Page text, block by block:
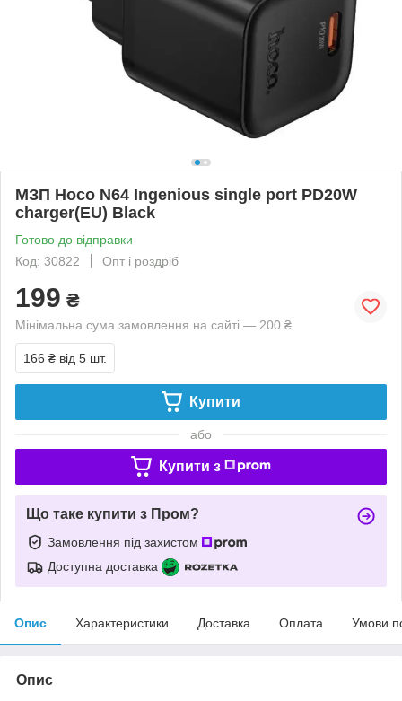
МЗП Hoco N64 Ingenious single port PD20W
charger(EU) Black
Готово до відправки
Код: 30822
Опт і роздріб
199 ₴
Мінімальна сума замовлення на сайті — 200 ₴
166 ₴ від 5 шт.
Купити
або
Купити з
Що таке купити з Пром?
Замовлення під захистом
Доступна доставка
Опис Характеристики Доставка Оплата Умови
Опис